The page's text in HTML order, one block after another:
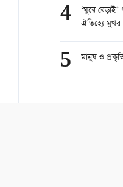
4
‘ঘুরে
ঐতিহ্যে মুখর
5 মানুষ ও